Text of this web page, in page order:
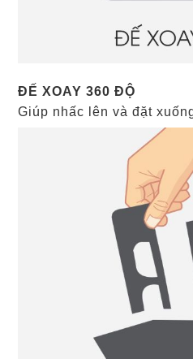
ĐẾ XOAY 360 ĐỘ
Giúp nhấc lên và đặt